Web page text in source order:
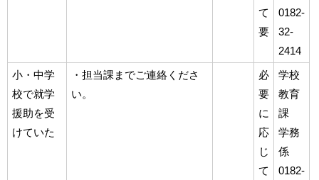
て
要
0182-
32-
2414
小・中学
校で就学
援助を受
けていた
・担当課までご連絡くださ
い。
必
要
に
応
じ
て
学校
教育
課
学務
係
0182-